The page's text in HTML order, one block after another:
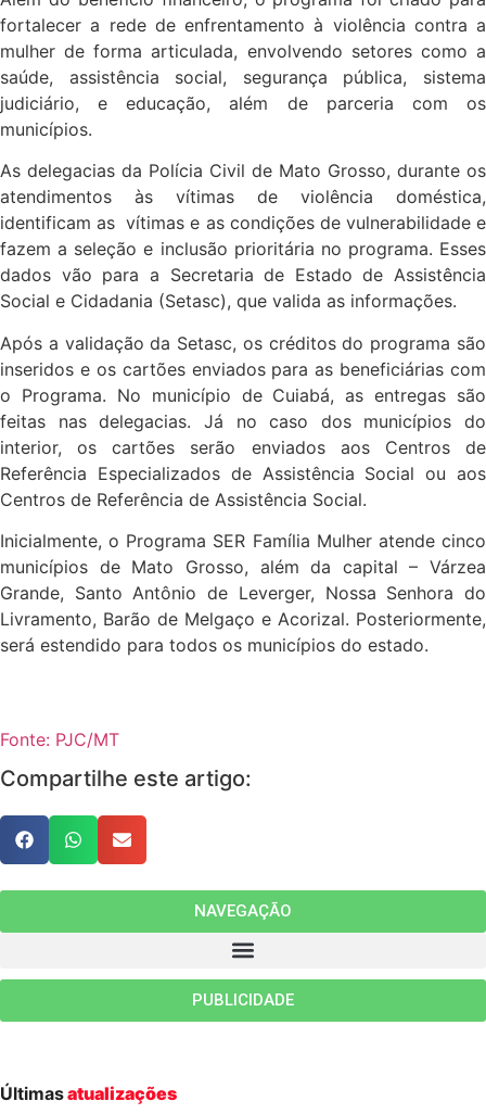
fortalecer a rede de enfrentamento à violência contra a
mulher de forma articulada, envolvendo setores como a
saúde, assistência social, segurança pública, sistema
judiciário, e educação, além de parceria com os
municípios.
As delegacias da Polícia Civil de Mato Grosso, durante os
atendimentos às vítimas de violência doméstica,
identificam as vítimas e as condições de vulnerabilidade e
fazem a seleção e inclusão prioritária no programa. Esses
dados vão para a Secretaria de Estado de Assistência
Social e Cidadania (Setasc), que valida as informações.
Após a validação da Setasc, os créditos do programa são
inseridos e os cartões enviados para as beneficiárias com
o Programa. No município de Cuiabá, as entregas são
feitas nas delegacias. Já no caso dos municípios do
interior, os cartões serão enviados aos Centros de
Referência Especializados de Assistência Social ou aos
Centros de Referência de Assistência Social.
Inicialmente, o Programa SER Família Mulher atende cinco
municípios de Mato Grosso, além da capital – Várzea
Grande, Santo Antônio de Leverger, Nossa Senhora do
Livramento, Barão de Melgaço e Acorizal. Posteriormente,
será estendido para todos os municípios do estado.
Fonte: PJC/MT
Compartilhe este artigo:
NAVEGAÇÃO
PUBLICIDADE
Últimasatualizações